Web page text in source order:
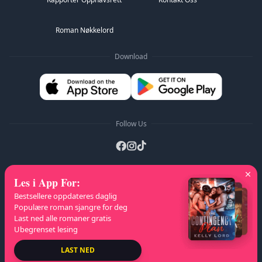
Roman Nøkkelord
Download
Follow Us
A-Z Lister : A B I J
K
L
M N O P Q V W
Opphavsrett © 2026 NovelaGO
Les i App For:
Bestsellere oppdateres daglig
Populære roman sjangre for deg
Last ned alle romaner gratis
Ubegrenset lesing
LAST NED